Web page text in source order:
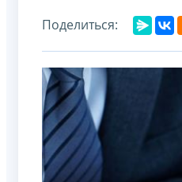
Поделиться: